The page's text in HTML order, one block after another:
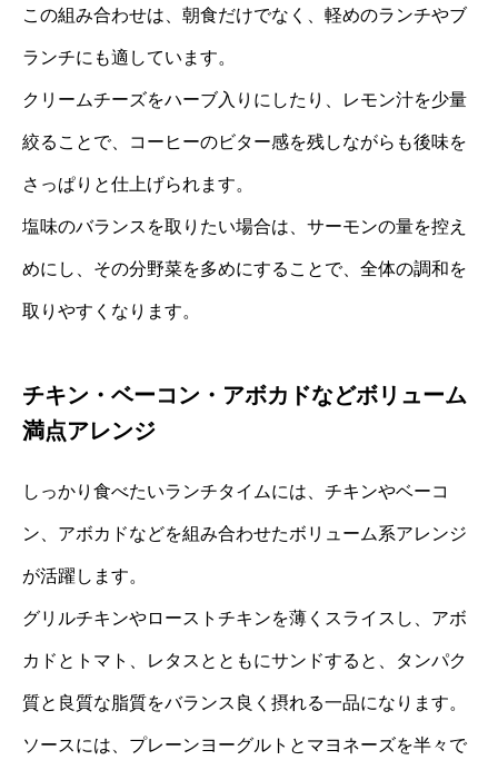
この組み合わせは、朝食だけでなく、軽めのランチやブ
ランチにも適しています。
クリームチーズをハーブ入りにしたり、レモン汁を少量
絞ることで、コーヒーのビター感を残しながらも後味を
さっぱりと仕上げられます。
塩味のバランスを取りたい場合は、サーモンの量を控え
めにし、その分野菜を多めにすることで、全体の調和を
取りやすくなります。
チキン・ベーコン・アボカドなどボリューム
満点アレンジ
しっかり食べたいランチタイムには、チキンやベーコ
ン、アボカドなどを組み合わせたボリューム系アレンジ
が活躍します。
グリルチキンやローストチキンを薄くスライスし、アボ
カドとトマト、レタスとともにサンドすると、タンパク
質と良質な脂質をバランス良く摂れる一品になります。
ソースには、プレーンヨーグルトとマヨネーズを半々で